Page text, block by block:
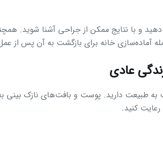
و با نتایج ممکن از جراحی آشنا شوید.
آماده‌سازی خانه برای بازگشت به آن پس از
طبیعت دارید. پوست و بافت‌های نازک بینی به
کنید.